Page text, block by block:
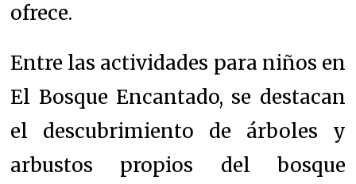
ofrece.
Entre las actividades para niños en
El Bosque Encantado, se destacan
el descubrimiento de árboles y
arbustos propios del bosque